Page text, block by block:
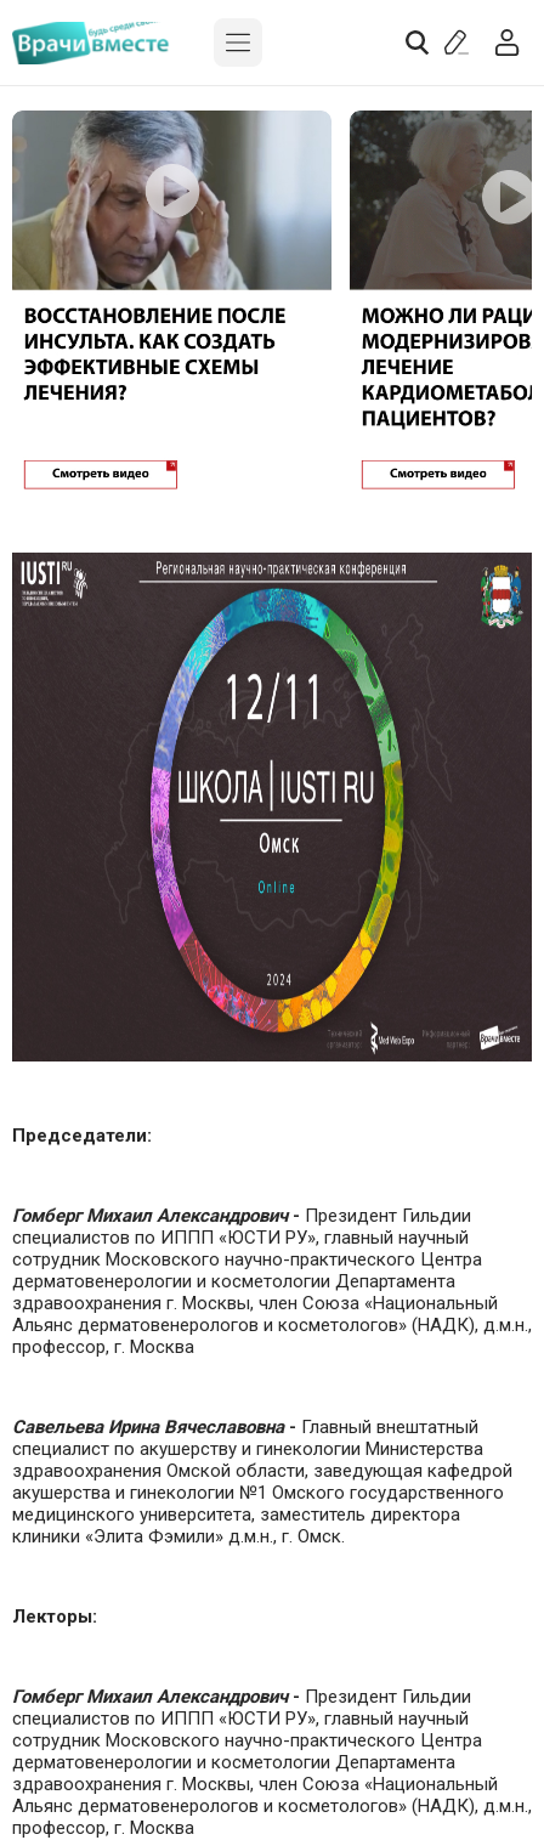
Председатели:
Гомберг Михаил Александрович- Президент Гильдии
специалистов по ИППП «ЮСТИ РУ», главный научный
сотрудник Московского научно-практического Центра
дерматовенерологии и косметологии Департамента
здравоохранения г. Москвы, член Союза «Национальный
Альянс дерматовенерологов и косметологов» (НАДК), д.м.н.,
профессор, г. Москва
Савельева Ирина Вячеславовна- Главный внештатный
специалист по акушерству и гинекологии Министерства
здравоохранения Омской области, заведующая кафедрой
акушерства и гинекологии №1 Омского государственного
медицинского университета, заместитель директора
клиники «Элита Фэмили» д.м.н., г. Омск.
Лекторы:
Гомберг Михаил Александрович- Президент Гильдии
специалистов по ИППП «ЮСТИ РУ», главный научный
сотрудник Московского научно-практического Центра
дерматовенерологии и косметологии Департамента
здравоохранения г. Москвы, член Союза «Национальный
Альянс дерматовенерологов и косметологов» (НАДК), д.м.н.,
профессор, г. Москва